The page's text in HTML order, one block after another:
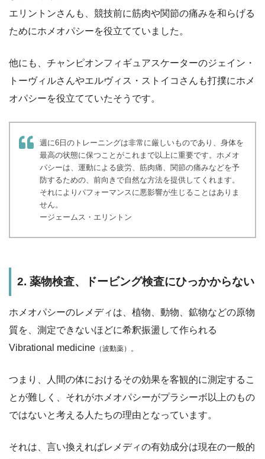
エリントンさんも、競技前に筋肉や関節の痛みを和らげる
ためにホメオパシーを役立てていました。
他にも、チャンピオンフィギュアスケーターのジェイン・
トーヴィルさんやエルヴィス・ストイコさんも打撲にホメ
オパシーを役立てていたそうです。
週に6日のトレーニングは非常に厳しいものであり、身体を
最高の状態に保つことがこれまで以上に重要です。ホメオ
パシーは、運動による疲労、筋肉痛、関節の痛みなどを予
防するための、前向きで自然な方法を提供してくれます。
それによりパフォーマンスに悪影響が生じることはありま
せん。
ージェームス・エリントン
2. 薬物検査、ドービング検査にひっかからない
ホメオパシーのレメディは、植物、動物、鉱物などの原物
質を、測定できないほどに希釈振盪して作られる
Vibrational medicine （波動薬）。
つまり、人間の体におけるその効果を客観的に測定するこ
とが難しく、それがホメオパシーがプラシーボ以上のもの
ではないと考える人たちの理由となっています。
それは、言い換えればレメディの有効成分は現在の一般的